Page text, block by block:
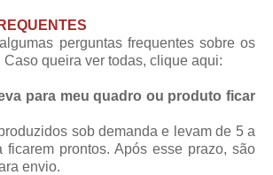
perguntas frequentes sobre os
queira ver todas, clique aqui:
para meu quadro ou produto ficar
sob demanda e levam de 5 a
ficarem prontos. Após esse prazo, são
envio.